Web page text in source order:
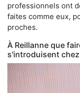
professionnels ont
faites comme eux,
proches.
À Reillanne que
s'introduisent